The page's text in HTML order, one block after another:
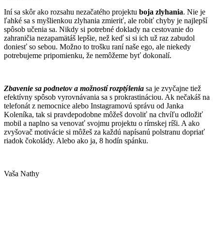
Iní sa skôr ako rozsahu nezačatého projektu boja zlyhania. Nie je
ľahké sa s myšlienkou zlyhania zmieriť, ale robiť chyby je najlepší
spôsob učenia sa. Nikdy si potrebné doklady na cestovanie do
zahraničia nezapamätáš lepšie, než keď si si ich už raz zabudol
doniesť so sebou. Možno to trošku raní naše ego, ale niekedy
potrebujeme pripomienku, že nemôžeme byť dokonalí.
Zbavenie sa podnetov a možností rozptýlenia sa je zvyčajne tiež
efektívny spôsob vyrovnávania sa s prokrastináciou. Ak nečakáš na
telefonát z nemocnice alebo Instagramovú správu od Janka
Koleníka, tak si pravdepodobne môžeš dovoliť na chvíľu odložiť
mobil a naplno sa venovať svojmu projektu o rímskej ríši. A ako
zvyšovač motivácie si môžeš za každú napísanú polstranu dopriať
riadok čokolády. Alebo ako ja, 8 hodín spánku.
Vaša Nathy